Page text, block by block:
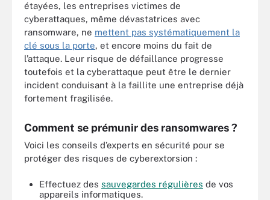
étayées, les entreprises victimes de
cyberattaques, même dévastatrices avec
ransomware, ne mettent pas systématiquement la
clé sous la porte, et encore moins du fait de
l’attaque. Leur risque de défaillance progresse
toutefois et la cyberattaque peut être le dernier
incident conduisant à la faillite une entreprise déjà
fortement fragilisée.
Comment se prémunir des ransomwares ?
Voici les conseils d’experts en sécurité pour se
protéger des risques de cyberextorsion :
Effectuez des sauvegardes régulières de vos
appareils informatiques.